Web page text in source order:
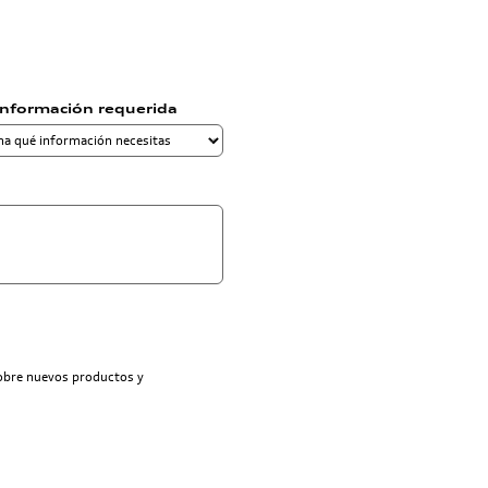
requerida
nuevos productos y